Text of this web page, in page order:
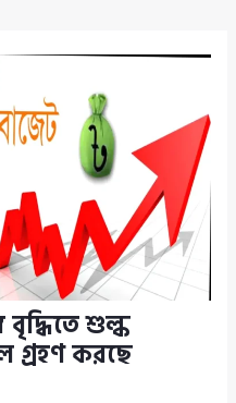
বৃদ্ধিতে শুল্ক
গ্রহণ করছে